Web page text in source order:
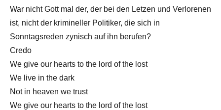
War nicht Gott mal der, der bei den Letzen und Verlorenen
ist, nicht der krimineller Politiker, die sich in
Sonntagsreden zynisch auf ihn berufen?
Credo
We give our hearts to the lord of the lost
We live in the dark
Not in heaven we trust
We give our hearts to the lord of the lost